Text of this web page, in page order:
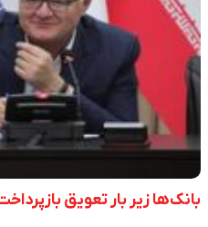
بانک‌ها زیر بار تعویق